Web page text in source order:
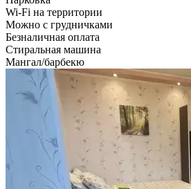
Wi-Fi на территории
Можно с грудничками
Безналичная оплата
Стиральная машина
Мангал/барбекю